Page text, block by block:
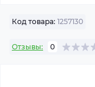
Код товара: 1257130
Отзывы: 0